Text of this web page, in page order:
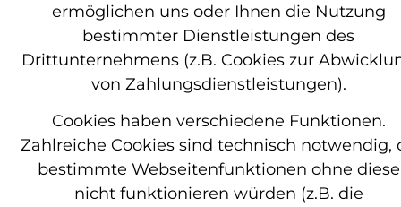
ermöglichen uns oder Ihnen die Nutzung
bestimmter Dienstleistungen des
Drittunternehmens (z.B. Cookies zur
von Zahlungsdienstleistungen).
Cookies haben verschiedene Funktionen.
Zahlreiche Cookies sind technisch notwendig,
bestimmte Webseitenfunktionen ohne diese
nicht funktionieren würden (z.B. die